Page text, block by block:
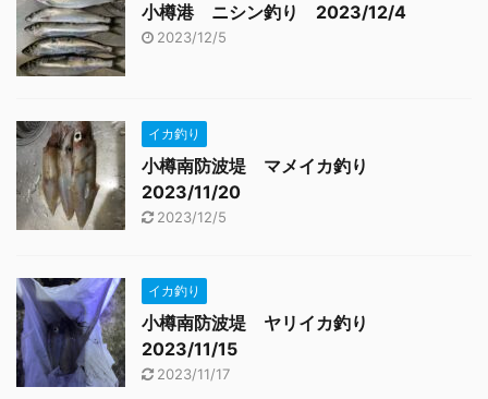
小樽港 ニシン釣り 2023/12/4
2023/12/5
イカ釣り
小樽南防波堤 マメイカ釣り
2023/11/20
2023/12/5
イカ釣り
小樽南防波堤 ヤリイカ釣り
2023/11/15
2023/11/17